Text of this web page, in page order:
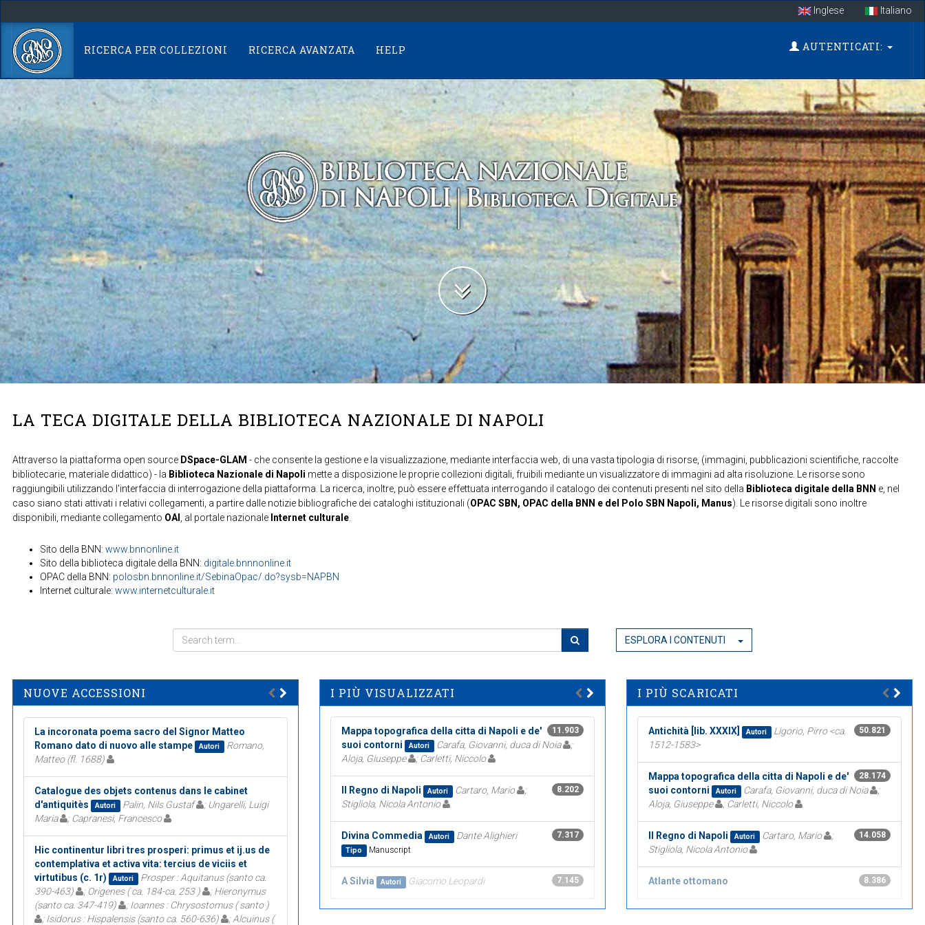
navigation
Inglese Italiano
RICERCA PER COLLEZIONI RICERCA AVANZATA HELP AUTENTICATI:
LA TECA DIGITALE DELLA BIBLIOTECA NAZIONALE DI NAPOLI
Attraverso la piattaforma open source DSpace-GLAM - che consente la gestione e la visualizzazione, mediante interfaccia web, di una vasta tipologia di risorse, (immagini, pubblicazioni scientifiche, raccolte
bibliotecarie, materiale didattico) - la Biblioteca Nazionale di Napoli mette a disposizione le proprie collezioni digitali, fruibili mediante un visualizzatore di immagini ad alta risoluzione. Le risorse sono
raggiungibili utilizzando l'interfaccia di interrogazione della piattaforma. La ricerca, inoltre, può essere effettuata interrogando il catalogo dei contenuti presenti nel sito della Biblioteca digitale della BNN e, nel
caso siano stati attivati i relativi collegamenti, a partire dalle notizie bibliografiche dei cataloghi istituzionali (OPAC SBN, OPAC della BNN e del Polo SBN Napoli, Manus). Le risorse digitali sono inoltre
disponibili, mediante collegamento OAI , al portale nazionale Internet culturale.
Sito della BNN: www.bnnonline.it
Sito della biblioteca digitale della BNN: digitale.bnnnonline.it
OPAC della BNN: polosbn.bnnonline.it/SebinaOpac/.do?sysb=NAPBN
Internet culturale: www.internetculturale.it
ESPLORA I CONTENUTI
NUOVE ACCESSIONI
La incoronata poema sacro del Signor Matteo
Romano dato di nuovo alle stampe
Autori
Romano,
Matteo (fl. 1688)
Catalogue des objets contenus dans le cabinet
d'antiquitès
Autori Palin, Nils Gustaf
; Ungarelli, Luigi
Maria
; Capranesi, Francesco
Hic continentur libri tres prosperi: primus et ij.us de
contemplativa et activa vita: tercius de viciis et
virtutibus (c. 1r)
Autori
Prosper : Aquitanus (santo ca.
390-463)
; Origenes ( ca. 184-ca. 253 )
; Hieronymus
(santo ca. 347-419)
; Ioannes : Chrysostomus ( santo )
; Isidorus : Hispalensis (santo ca. 560-636)
; Alcuinus (
I PIÙ VISUALIZZATI
11.903
Mappa topografica della citta di Napoli e de'
suoi contorni
Autori Carafa, Giovanni, duca di Noia
;
Aloja, Giuseppe
; Carletti, Niccolo
8.202
Il Regno di Napoli Autori Cartaro, Mario
;
Stigliola, Nicola Antonio
7.317
Divina Commedia Autori Dante Alighieri
Tipo Manuscript
7.145
A Silvia Autori Giacomo Leopardi
I PIÙ SCARICATI
50.821
Antichità [lib. XXXIX] Autori
Ligorio, Pirro <ca.
1512-1583>
28.174
Mappa topografica della citta di Napoli e de'
suoi contorni
Autori Carafa, Giovanni, duca di Noia
;
Aloja, Giuseppe
; Carletti, Niccolo
14.058
Il Regno di Napoli Autori Cartaro, Mario
;
Stigliola, Nicola Antonio
8.386
Atlante ottomano